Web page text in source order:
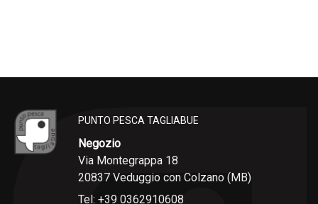
PUNTO PESCA TAGLIABUE
Negozio
Via Montegrappa 18
20837 Veduggio con Colzano (MB)
Tel: +39 0362910608